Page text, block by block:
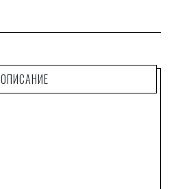
ОПИСАНИЕ